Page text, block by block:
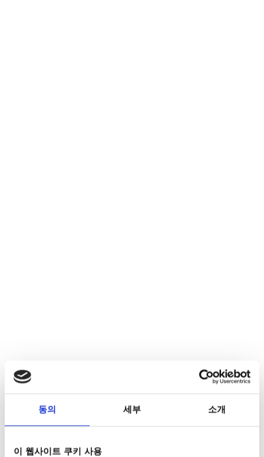
동의 세부 소개
이 웹사이트 쿠키 사용